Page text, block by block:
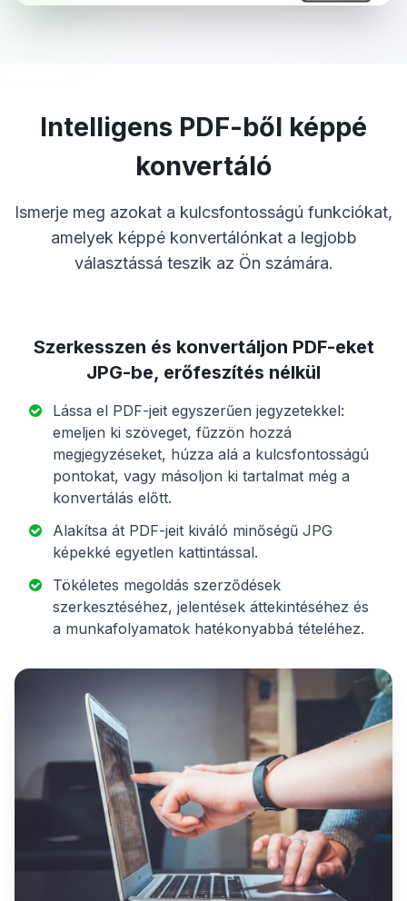
Intelligens PDF-ből képpé
konvertáló
Ismerje meg azokat a kulcsfontosságú funkciókat,
amelyek képpé konvertálónkat a legjobb
választássá teszik az Ön számára.
Szerkesszen és konvertáljon PDF-eket
JPG-be, erőfeszítés nélkül
Lássa el PDF-jeit egyszerűen jegyzetekkel:
emeljen ki szöveget, fűzzön hozzá
megjegyzéseket, húzza alá a kulcsfontosságú
pontokat, vagy másoljon ki tartalmat még a
konvertálás előtt.
Alakítsa át PDF-jeit kiváló minőségű JPG
képekké egyetlen kattintással.
Tökéletes megoldás szerződések
szerkesztéséhez, jelentések áttekintéséhez és
a munkafolyamatok hatékonyabbá tételéhez.